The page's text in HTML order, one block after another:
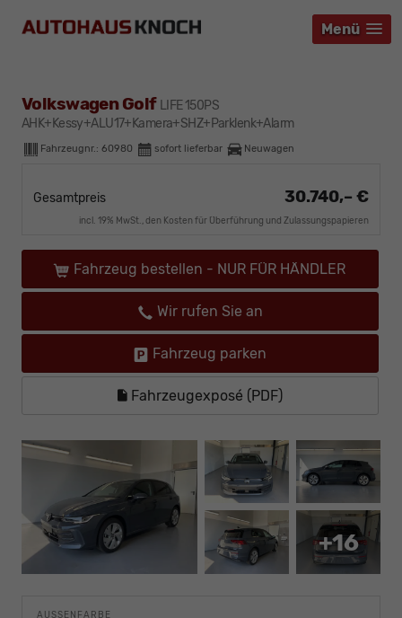
Menü
Menü
Menü
Volkswagen Golf LIFE 150PS
AHK+Kessy+ALU17+Kamera+SHZ+Parklenk+Alarm
Fahrzeugnr.: 60980 sofort lieferbar Neuwagen
Gesamtpreis 30.740,– €
incl. 19% MwSt., den Kosten für Überführung und Zulassungspapieren
Fahrzeug bestellen - NUR FÜR HÄNDLER
Wir rufen Sie an
Fahrzeug parken
Fahrzeugexposé (PDF)
+16
AUSSENFARBE